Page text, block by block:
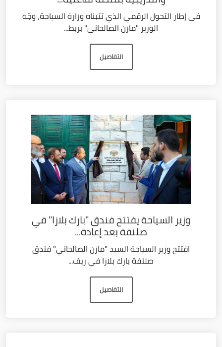
في إطار التحول الرقمي الذي تتبناه وزارة السياحة، وجّه
الوزير "مازن الصالحاني" بربط...
التفاصيل
وزير السياحة يفتتح فندق "بارك بلازا" في
صلنفة بعد إعادة...
افتتح وزير السياحة السيد "مازن الصالحاني" فندق
صلنفة بارك بلازا في ريف...
التفاصيل